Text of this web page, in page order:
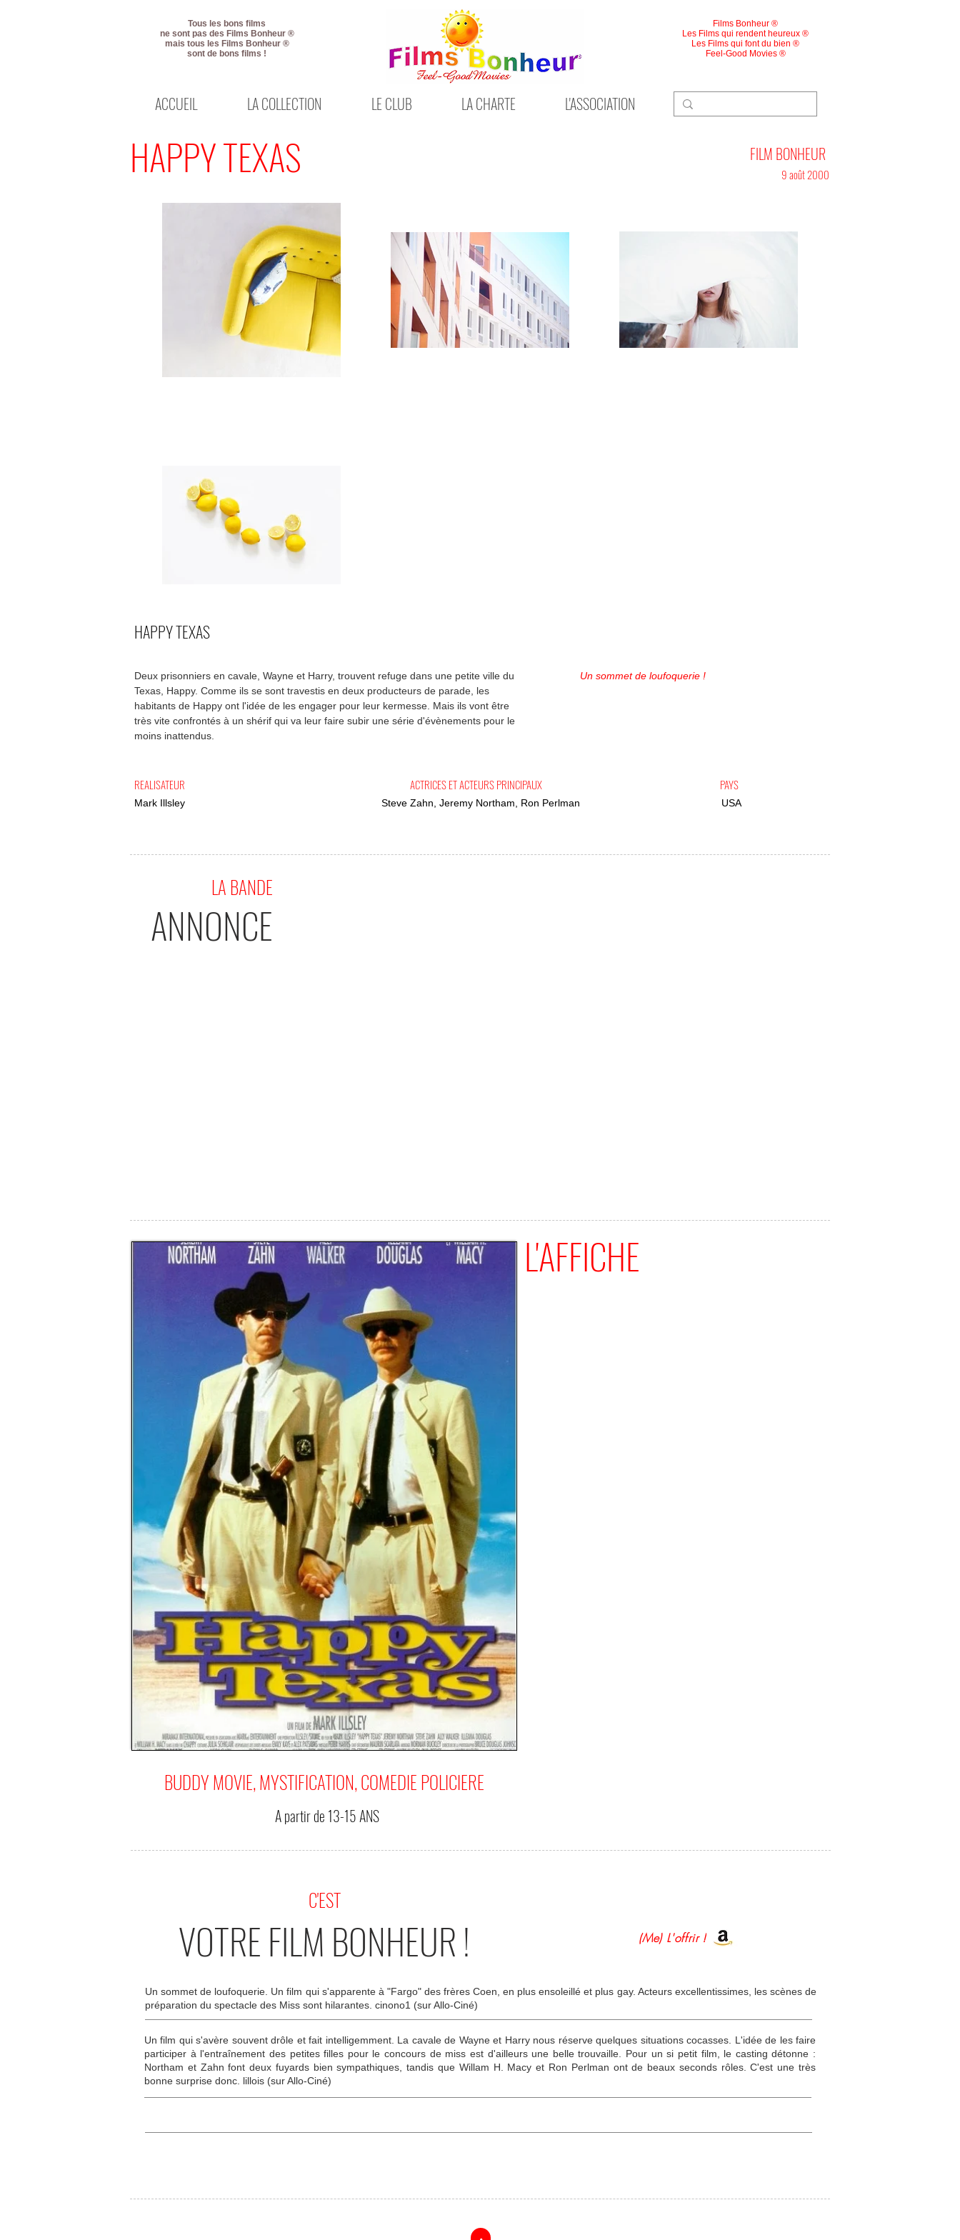
Tous les bons films
ne sont pas des Films Bonheur ®
mais tous les Films Bonheur ®
sont de bons films !
ACCUEIL LA COLLECTION LE CLUB LA CHARTE L'ASSOCIATION
Films Bonheur ®
Les Films qui rendent heureux ®
Les Films qui font du bien ®
Feel-Good Movies ®
HAPPY TEXAS
HAPPY TEXAS
Deux prisonniers en cavale, Wayne et Harry, trouvent refuge dans une petite ville du
Texas, Happy. Comme ils se sont travestis en deux producteurs de parade, les
habitants de Happy ont l'idée de les engager pour leur kermesse. Mais ils vont être
très vite confrontés à un shérif qui va leur faire subir une série d'évènements pour le
moins inattendus.
Un sommet de loufoquerie !
REALISATEUR
Mark Illsley
ACTRICES ET ACTEURS PRINCIPAUX
Steve Zahn, Jeremy Northam, Ron Perlman
PAYS
USA
FILM BONHEUR
9 août 2000
ANNONCE
LA BANDE
BUDDY MOVIE, MYSTIFICATION, COMEDIE POLICIERE
A partir de 13-15 ANS
L'AFFICHE
C'EST
VOTRE FILM BONHEUR ! (Me) L'offrir !
Un sommet de loufoquerie. Un film qui s'apparente à "Fargo" des frères Coen, en plus ensoleillé et plus gay. Acteurs excellentissimes, les scènes de
préparation du spectacle des Miss sont hilarantes. cinono1 (sur Allo-Ciné)
Un film qui s'avère souvent drôle et fait intelligemment. La cavale de Wayne et Harry nous réserve quelques situations cocasses. L'idée de les faire
participer à l'entraînement des petites filles pour le concours de miss est d'ailleurs une belle trouvaille. Pour un si petit film, le casting détonne :
Northam et Zahn font deux fuyards bien sympathiques, tandis que Willam H. Macy et Ron Perlman ont de beaux seconds rôles. C'est une très
bonne surprise donc. lillois (sur Allo-Ciné)